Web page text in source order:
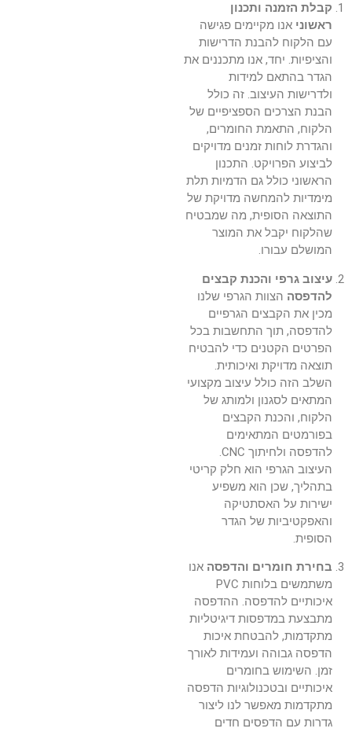
קבלת הזמנה ותכנון
ראשוני אנו מקיימים פגישה
עם הלקוח להבנת הדרישות
והציפיות. יחד, אנו מתכננים את
הגדר בהתאם למידות
ולדרישות העיצוב. זה כולל
הבנת הצרכים הספציפיים של
הלקוח, התאמת החומרים,
והגדרת לוחות זמנים מדויקים
לביצוע הפרויקט. התכנון
הראשוני כולל גם הדמיות תלת
מימדיות להמחשה מדויקת של
התוצאה הסופית, מה שמבטיח
שהלקוח יקבל את המוצר
המושלם עבורו.
עיצוב גרפי והכנת קבצים
להדפסה הצוות הגרפי שלנו
מכין את הקבצים הגרפיים
להדפסה, תוך התחשבות בכל
הפרטים הקטנים כדי להבטיח
תוצאה מדויקת ואיכותית.
השלב הזה כולל עיצוב מקצועי
המתאים לסגנון ולמותג של
הלקוח, והכנת הקבצים
בפורמטים המתאימים
להדפסה ולחיתוך CNC.
העיצוב הגרפי הוא חלק קריטי
בתהליך, שכן הוא משפיע
ישירות על האסתטיקה
והאפקטיביות של הגדר
הסופית.
בחירת חומרים והדפסה אנו
משתמשים בלוחות PVC
איכותיים להדפסה. ההדפסה
מתבצעת במדפסות דיגיטליות
מתקדמות, להבטחת איכות
הדפסה גבוהה ועמידות לאורך
זמן. השימוש בחומרים
איכותיים ובטכנולוגיות הדפסה
מתקדמות מאפשר לנו ליצור
גדרות עם הדפסים חדים